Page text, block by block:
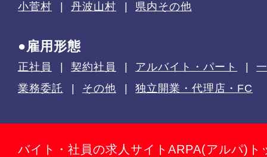
小菅村
丹波山村 県内その他
●雇用形態
正社員 契約社員 アルバイト・パート
業務委託
その他 独立開業・代理店・FC
バイト・社員の求人サイトARPA(アルパ)ト